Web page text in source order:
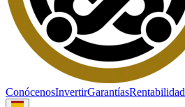
ConócenosInvertirGarantíasRentabilidad